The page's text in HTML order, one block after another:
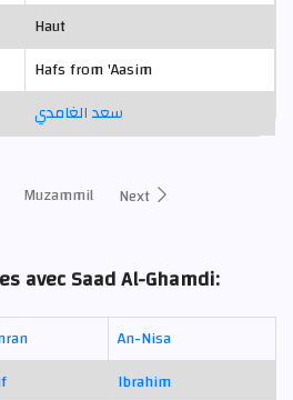
Haut
Hafs from 'Aasim
سعد الغامدي
Muzammil Next
avec Saad Al-Ghamdi:
An-Nisa
Ibrahim